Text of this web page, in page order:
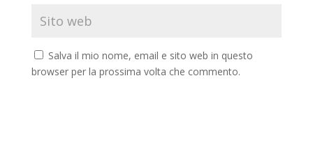
Salva il mio nome, email e sito web in questo
browser per la prossima volta che commento.